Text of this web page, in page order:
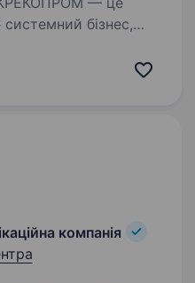
бізнес,
де екологія стає
компанiя